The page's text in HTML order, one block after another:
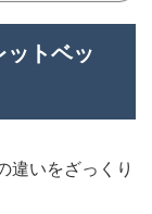
トベッ
違いをざっくり